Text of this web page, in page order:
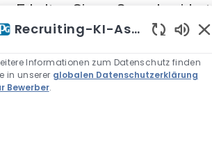
Erhalten Sie maßgeschneiderte
Jobempfehlungen, die auf Ihren
Recruiting-KI-Assistent
Informationen zum Datenschutz finden
in unserer globalen Datenschutzerklärung
Bewerber.